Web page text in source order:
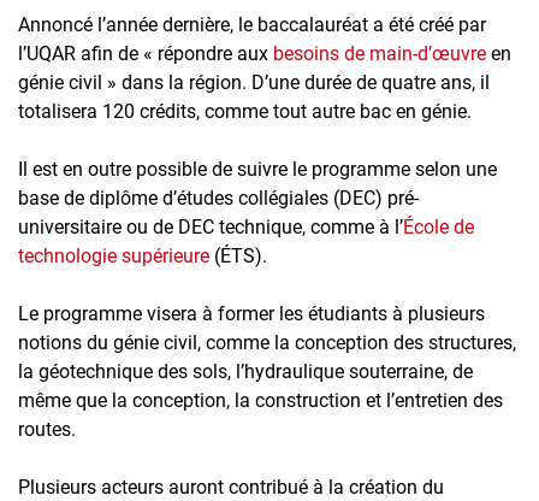
Annoncé l’année dernière, le baccalauréat a été créé par
l’UQAR afin de « répondre aux besoins de main-d’œuvre en
génie civil » dans la région. D’une durée de quatre ans, il
totalisera 120 crédits, comme tout autre bac en génie.
Il est en outre possible de suivre le programme selon une
base de diplôme d’études collégiales (DEC) pré-
universitaire ou de DEC technique, comme à l’École de
technologie supérieure (ÉTS).
Le programme visera à former les étudiants à plusieurs
notions du génie civil, comme la conception des structures,
la géotechnique des sols, l’hydraulique souterraine, de
même que la conception, la construction et l’entretien des
routes.
Plusieurs acteurs auront contribué à la création du